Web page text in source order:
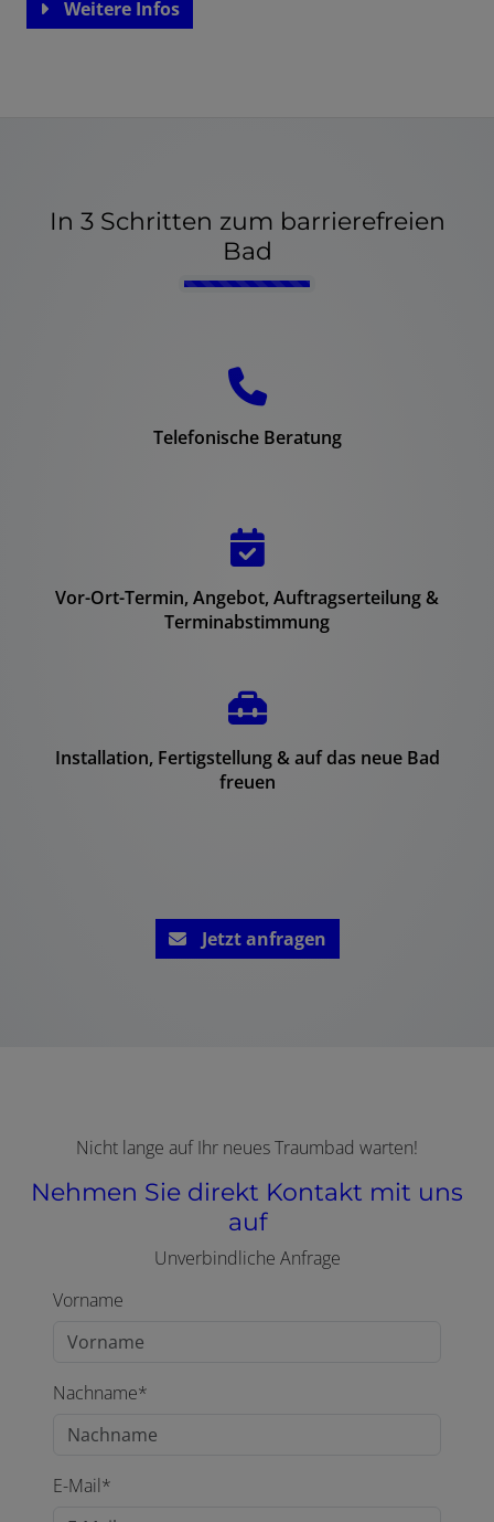
Weitere Infos
In 3 Schritten zum barrierefreien
Bad
Telefonische Beratung
Vor-Ort-Termin, Angebot, Auftragserteilung &
Terminabstimmung
Installation, Fertigstellung & auf das neue Bad
freuen
Jetzt anfragen
Nicht lange auf Ihr neues Traumbad warten!
Nehmen Sie direkt Kontakt mit uns
auf
Unverbindliche Anfrage
Vorname
Nachname*
E-Mail*